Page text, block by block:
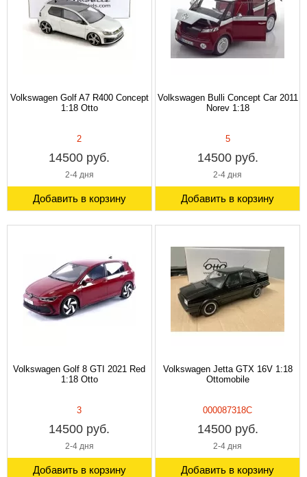
Volkswagen Golf A7 R400 Concept
1:18 Otto
2
14500 руб.
2-4 дня
Добавить в корзину
Volkswagen Bulli Concept Car 2011
Norev 1:18
5
14500 руб.
2-4 дня
Добавить в корзину
Volkswagen Golf 8 GTI 2021 Red
1:18 Otto
3
14500 руб.
2-4 дня
Добавить в корзину
Volkswagen Jetta GTX 16V 1:18
Ottomobile
000087318C
14500 руб.
2-4 дня
Добавить в корзину